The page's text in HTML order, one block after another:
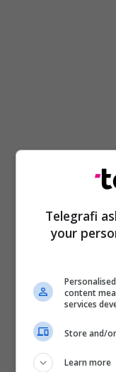
Telegrafi
your
content
services
Store and/
Learn more